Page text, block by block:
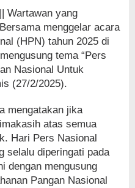
|| Wartawan yang
menggelar acara
(HPN) tahun 2025 di
tema “Pers
Nasional Untuk
(27/2/2025).
mengatakan jika
atas semua
Hari Pers Nasional
selalu diperingati pada
dengan mengusung
Pangan Nasional